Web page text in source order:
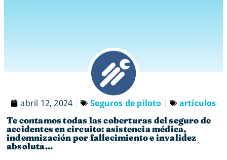
abril 12, 2024 Seguros de piloto artículos
Te contamos todas las coberturas del seguro de
accidentes en circuito: asistencia médica,
indemnización por fallecimiento e invalidez
absoluta...